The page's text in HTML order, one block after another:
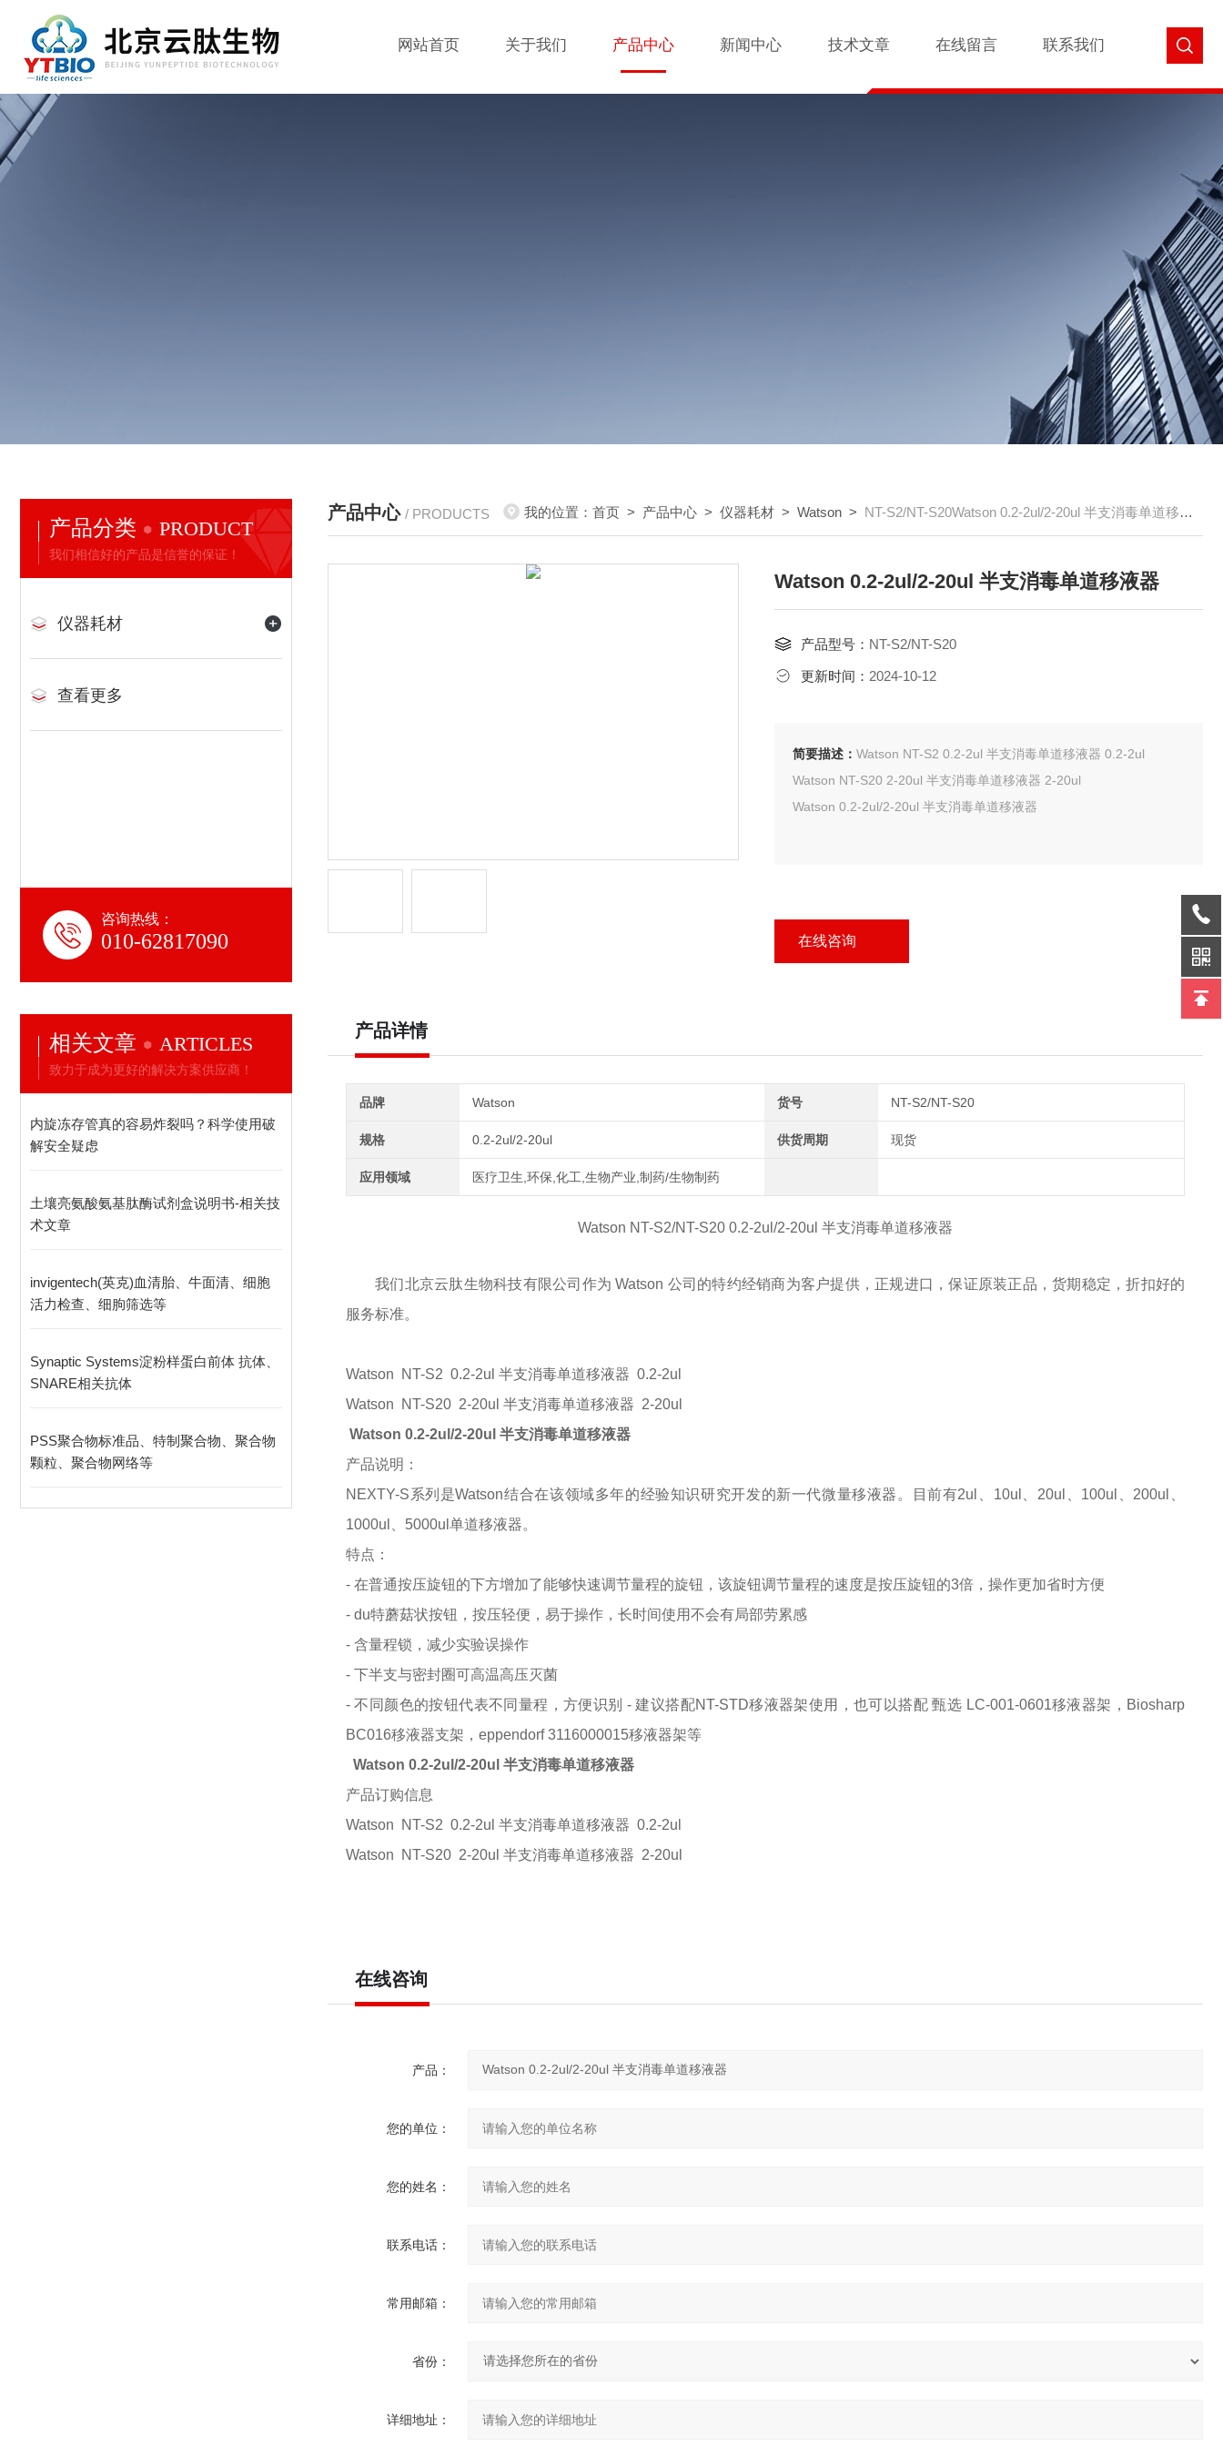
网站首页 关于我们 产品中心 新闻中心 技术文章 在线留言 联系我们
产品分类 PRODUCT
我们相信好的产品是信誉的保证！
仪器耗材
查看更多
咨询热线：
010-62817090
相关文章 ARTICLES
致力于成为更好的解决方案供应商！
内旋冻存管真的容易炸裂吗？科学使用破
解安全疑虑
土壤亮氨酸氨基肽酶试剂盒说明书-相关技
术文章
invigentech(英克)血清胎、牛面清、细胞
活力检查、细朐筛选等
Synaptic Systems淀粉样蛋白前体 抗体、
SNARE相关抗体
PSS聚合物标准品、特制聚合物、聚合物
颗粒、聚合物网络等
产品中心 / PRODUCTS 我的位置：首页 > 产品中心 >仪器耗材 >Watson > NT-S2/NT-S20Watson 0.2-2ul/2-20ul 半支消毒单道移液器
Watson 0.2-2ul/2-20ul 半支消毒单道移液器
产品型号： NT-S2/NT-S20
更新时间： 2024-10-12
简要描述：
Watson NT-S2 0.2-2ul 半支消毒单道移液器 0.2-2ul
Watson NT-S20 2-20ul 半支消毒单道移液器 2-20ul
Watson 0.2-2ul/2-20ul 半支消毒单道移液器
在线咨询
产品详情
品牌 Watson 货号 NT-S2/NT-S20
规格 0.2-2ul/2-20ul 供货周期 现货
应用领域 医疗卫生,环保,化工,生物产业,制药/生物制药
Watson NT-S2/NT-S20 0.2-2ul/2-20ul 半支消毒单道移液器
我们北京云肽生物科技有限公司作为 Watson 公司的特约经销商为客户提供，正规进口，保证原装正品，货期稳定，折扣好的
服务标准。
Watson NT-S2 0.2-2ul 半支消毒单道移液器 0.2-2ul
Watson
NT-S20 2-20ul 半支消毒单道移液器 2-20ul
Watson 0.2-2ul/2-20ul 半支消毒单道移液器
产品说明：
NEXTY-S系列是Watson结合在该领域多年的经验知识研究开发的新一代微量移液器。目前有2ul、10ul、20ul、100ul、200ul、
1000ul、5000ul单道移液器。
特点：
- 在普通按压旋钮的下方增加了能够快速调节量程的旋钮，该旋钮调节量程的速度是按压旋钮的3倍，操作更加省时方便
- du特蘑菇状按钮，按压轻便，易于操作，长时间使用不会有局部劳累感
- 含量程锁，减少实验误操作
- 下半支与密封圈可高温高压灭菌
- 不同颜色的按钮代表不同量程，方便识别 - 建议搭配NT-STD移液器架使用，也可以搭配 甄选 LC-001-0601移液器架，Biosharp
BC016移液器支架，eppendorf 3116000015移液器架等
Watson 0.2-2ul/2-20ul 半支消毒单道移液器
产品订购信息
Watson
NT-S2 0.2-2ul 半支消毒单道移液器 0.2-2ul
Watson
NT-S20 2-20ul 半支消毒单道移液器 2-20ul
在线咨询
产品：
您的单位：
您的姓名：
联系电话：
常用邮箱：
省份：
详细地址：